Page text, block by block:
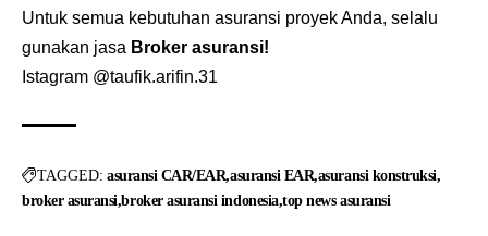
Untuk semua kebutuhan asuransi proyek Anda, selalu
gunakan jasa Broker asuransi!
Istagram @taufik.arifin.31
TAGGED: asuransi CAR/EAR asuransi EAR asuransi konstruksi
broker asuransi broker asuransi indonesia top news asuransi